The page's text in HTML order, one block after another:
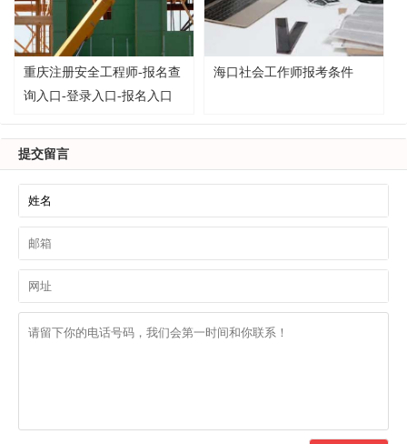
重庆注册安全工程师-报名查
询入口-登录入口-报名入口
海口社会工作师报考条件
提交留言